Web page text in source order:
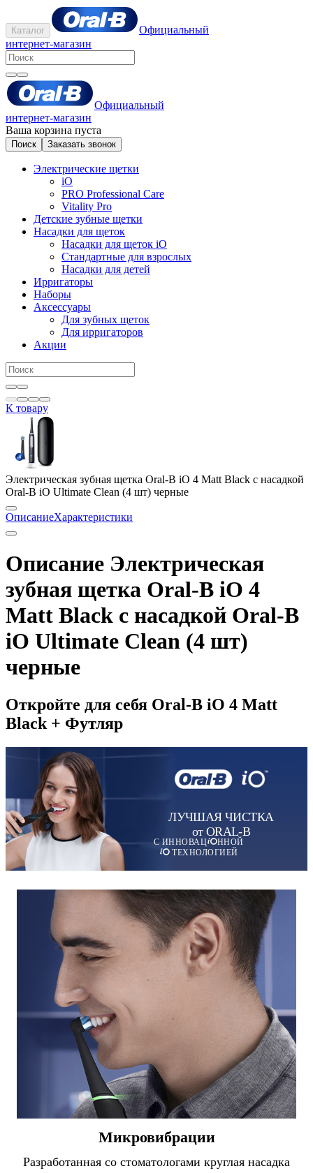
Каталог
Официальный
интернет-магазин
Официальный
интернет-магазин
Ваша корзина пуста
Поиск Заказать звонок
Электрические щетки
iO
PRO Professional Care
Vitality Pro
Детские зубные щетки
Насадки для щеток
Насадки для щеток iO
Стандартные для взрослых
Насадки для детей
Ирригаторы
Наборы
Аксессуары
Для зубных щеток
Для ирригаторов
Акции
К товару
Электрическая зубная щетка Oral-B iO 4 Matt Black с насадкой
Oral-B iO Ultimate Clean (4 шт) черные
ОписаниеХарактеристики
Описание Электрическая
зубная щетка Oral-B iO 4
Matt Black с насадкой Oral-B
iO Ultimate Clean (4 шт)
черные
Откройте для себя Oral-B iO 4 Matt
Black + Футляр
ЛУЧШАЯ ЧИСТКА
от ORAL-B
С ИННОВАЦ
ННОЙ
ТЕХНОЛОГИЕЙ
Микровибрации
Разработанная со стоматологами круглая насадка